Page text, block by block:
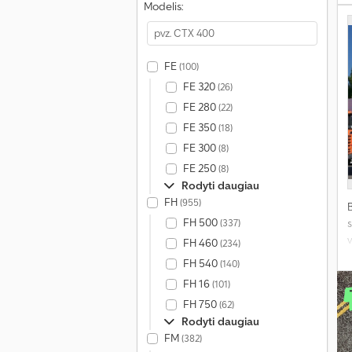
Modelis:
FE(100)
FE 320(26)
FE 280(22)
FE 350(18)
FE 300(8)
FE 250(8)
Rodyti daugiau
FH(955)
FH 500(337)
FH 460(234)
FH 540(140)
FH 16(101)
FH 750(62)
Rodyti daugiau
FM(382)